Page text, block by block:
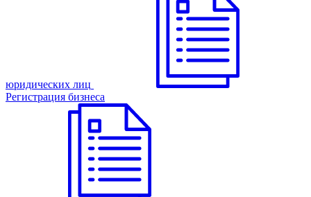
юридических лиц
Регистрация бизнеса